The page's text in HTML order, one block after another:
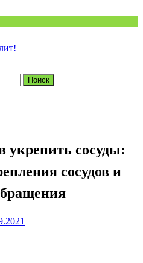
укрепить сосуды:
сосудов и